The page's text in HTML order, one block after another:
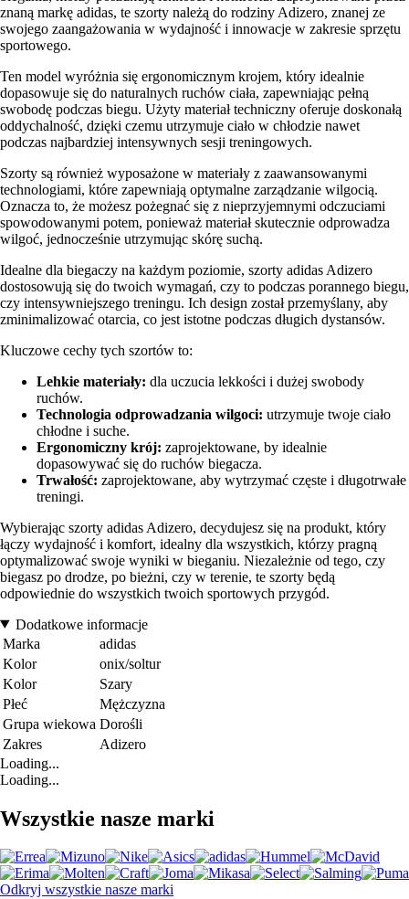
znaną markę adidas, te szorty należą do rodziny Adizero, znanej ze
swojego zaangażowania w wydajność i innowacje w zakresie sprzętu
sportowego.
Ten model wyróżnia się ergonomicznym krojem, który idealnie
dopasowuje się do naturalnych ruchów ciała, zapewniając pełną
swobodę podczas biegu. Użyty materiał techniczny oferuje doskonałą
oddychalność, dzięki czemu utrzymuje ciało w chłodzie nawet
podczas najbardziej intensywnych sesji treningowych.
Szorty są również wyposażone w materiały z zaawansowanymi
technologiami, które zapewniają optymalne zarządzanie wilgocią.
Oznacza to, że możesz pożegnać się z nieprzyjemnymi odczuciami
spowodowanymi potem, ponieważ materiał skutecznie odprowadza
wilgoć, jednocześnie utrzymując skórę suchą.
Idealne dla biegaczy na każdym poziomie, szorty adidas Adizero
dostosowują się do twoich wymagań, czy to podczas porannego biegu,
czy intensywniejszego treningu. Ich design został przemyślany, aby
zminimalizować otarcia, co jest istotne podczas długich dystansów.
Kluczowe cechy tych szortów to:
Lehkie materiały: dla uczucia lekkości i dużej swobody
ruchów.
Technologia odprowadzania wilgoci: utrzymuje twoje ciało
chłodne i suche.
Ergonomiczny krój: zaprojektowane, by idealnie
dopasowywać się do ruchów biegacza.
Trwałość: zaprojektowane, aby wytrzymać częste i długotrwałe
treningi.
Wybierając szorty adidas Adizero, decydujesz się na produkt, który
łączy wydajność i komfort, idealny dla wszystkich, którzy pragną
optymalizować swoje wyniki w bieganiu. Niezależnie od tego, czy
biegasz po drodze, po bieżni, czy w terenie, te szorty będą
odpowiednie do wszystkich twoich sportowych przygód.
Dodatkowe informacje
Marka
adidas
Kolor
onix/soltur
Kolor
Szary
Płeć
Mężczyzna
Grupa wiekowa Dorośli
Zakres
Adizero
Loading...
Loading...
Wszystkie nasze marki
Odkryj wszystkie nasze marki